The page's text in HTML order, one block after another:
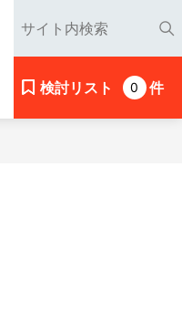
検討リスト 0 件